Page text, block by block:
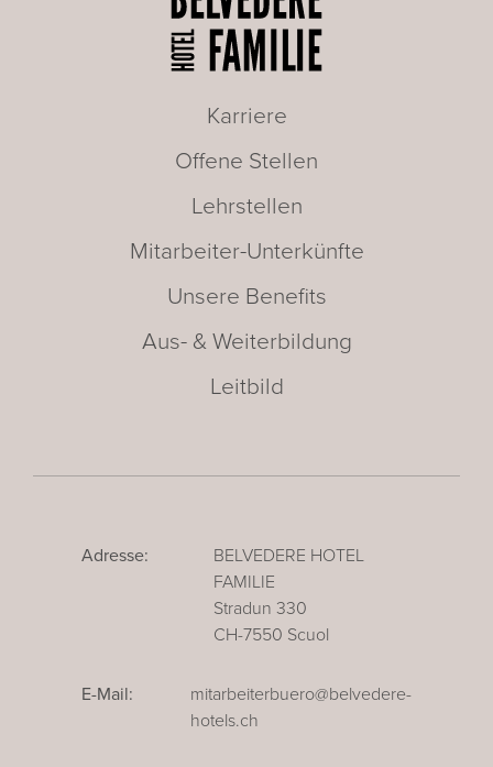
Karriere
Offene Stellen
Lehrstellen
Mitarbeiter-Unterkünfte
Unsere Benefits
Aus- & Weiterbildung
Leitbild
Adresse:
BELVEDERE HOTEL
FAMILIE
Stradun 330
CH-7550 Scuol
E-Mail:
mitarbeiterbuero@belvedere-
hotels.ch